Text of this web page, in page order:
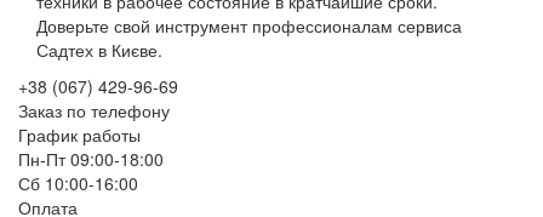
Доверьте свой инструмент профессионалам сервиса
Садтех в Києве.
+38 (067) 429-96-69
Заказ по телефону
График работы
Пн-Пт 09:00-18:00
Сб 10:00-16:00
Оплата